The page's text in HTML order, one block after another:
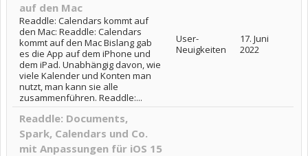
auf den Mac
Readdle: Calendars kommt auf
den Mac: Readdle: Calendars
kommt auf den Mac Bislang gab
es die App auf dem iPhone und
dem iPad. Unabhängig davon, wie
viele Kalender und Konten man
nutzt, man kann sie alle
zusammenführen. Readdle:...
User-
Neuigkeiten
17. Juni
2022
Readdle: Documents,
Spark, Calendars und Co.
mit Anpassungen für iOS 15